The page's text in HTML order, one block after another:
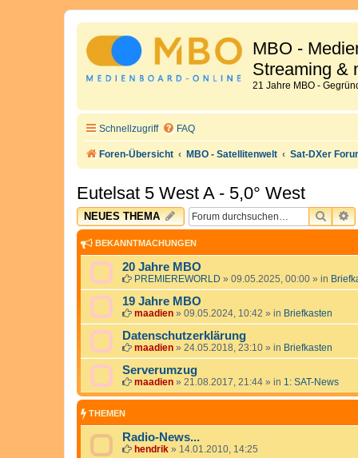
MBO -
Streaming &
21 Jahre MBO -
Schnellzugriff FAQ
Foren-Übersicht MBO - Satellitenwelt Sat-DXer
Eutelsat 5 West A - 5,0° West
NEUES THEMA SUCHE
BEKANNTMACHUNGEN
20 Jahre MBO
PREMIEREWORLD » 09.05.2025, 00:00 » in
19 Jahre MBO
maadien » 09.05.2024, 10:42 » in Briefkasten
Datenschutzerklärung
maadien » 24.05.2018, 23:10 » in Briefkasten
Serverumzug
maadien » 21.08.2017, 21:44 » in 1: SAT-News
THEMEN
Radio-News...
hendrik » 14.01.2010, 14:25